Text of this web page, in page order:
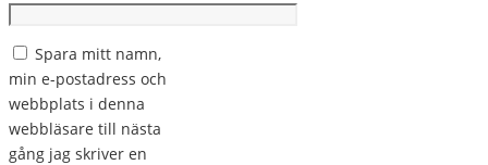
Spara mitt namn,
min e-postadress och
webbplats i denna
webbläsare till nästa
gång jag skriver en